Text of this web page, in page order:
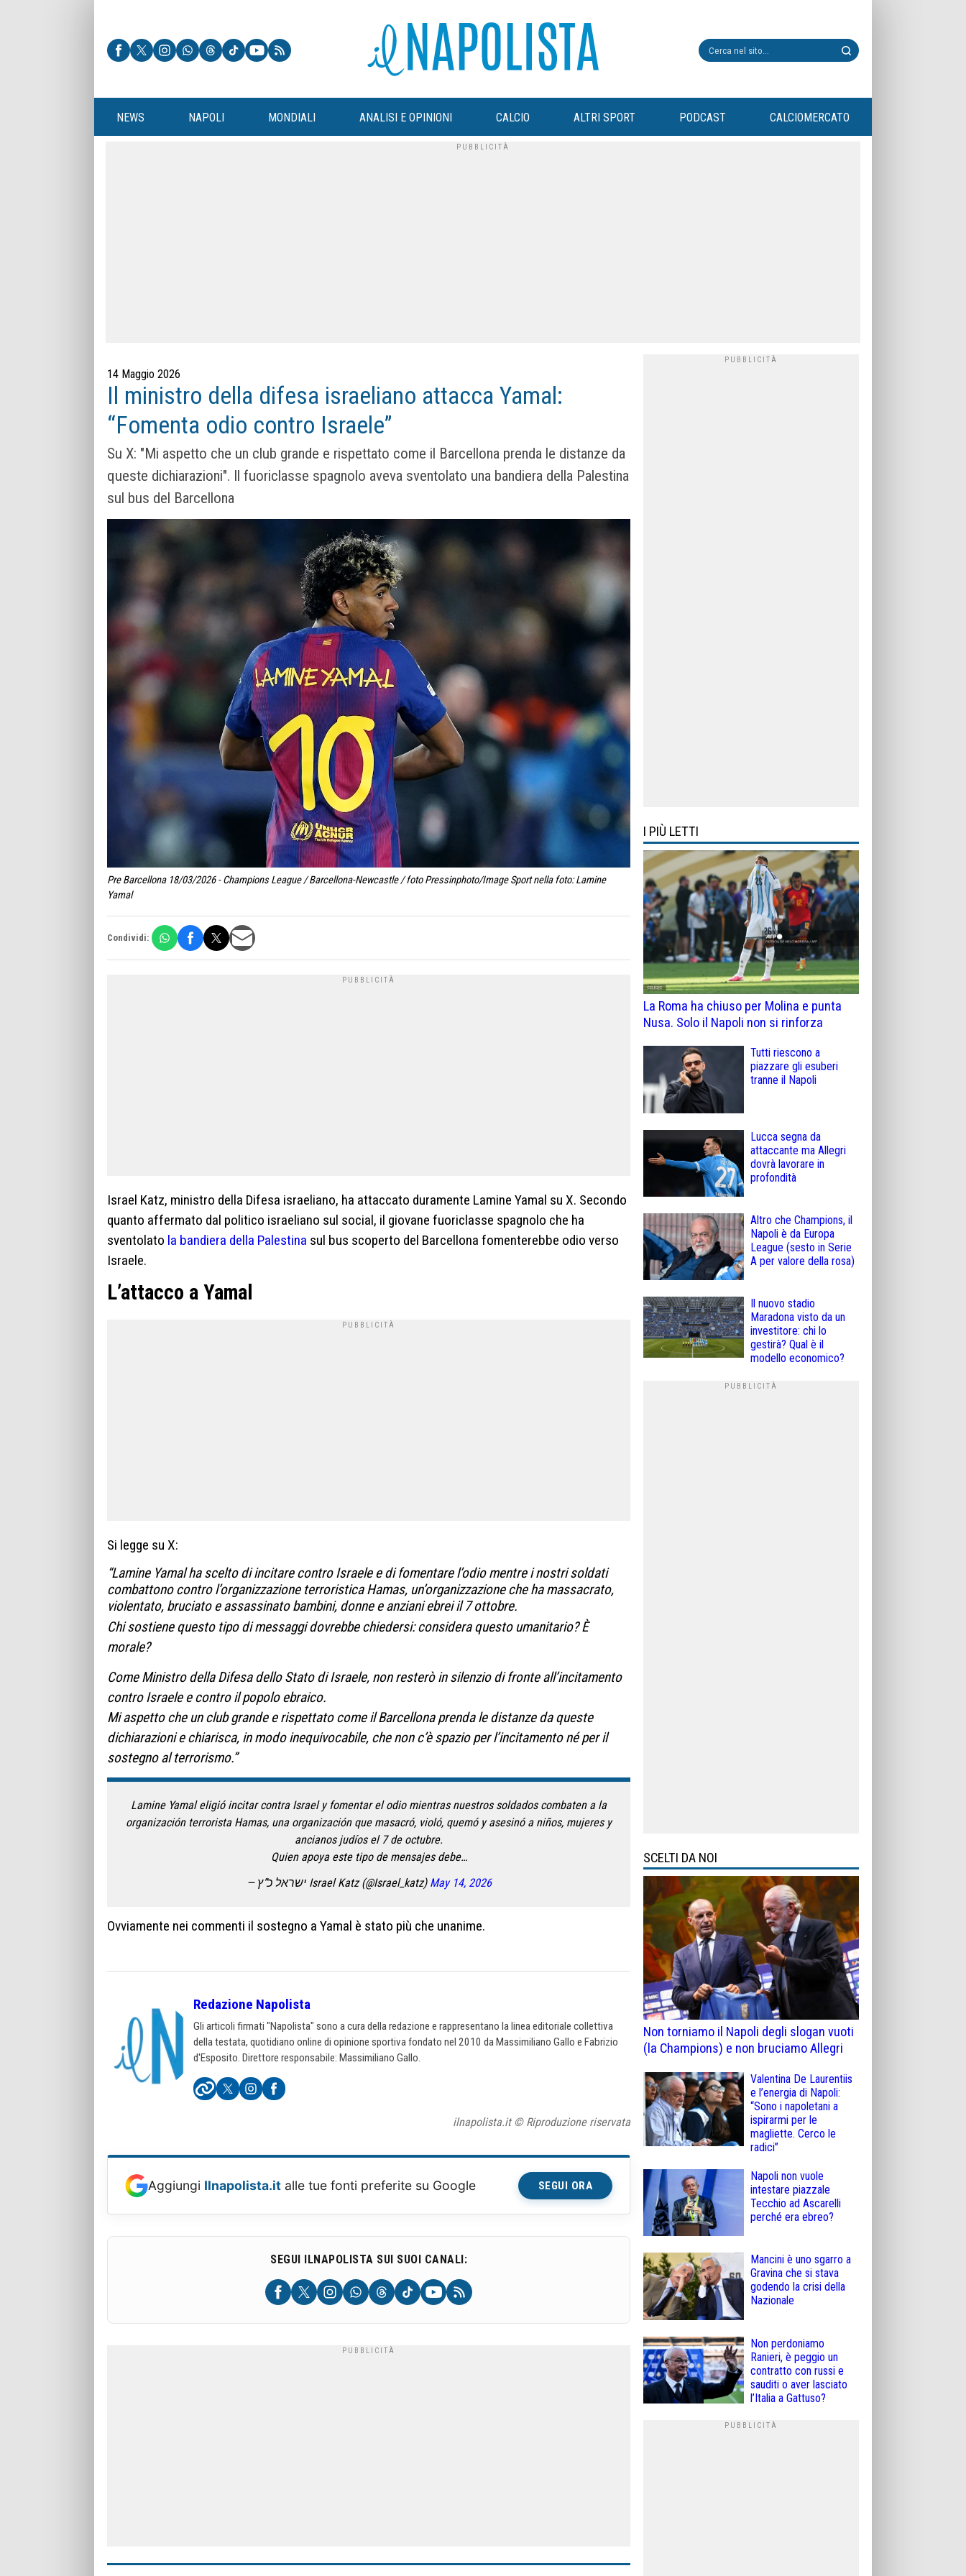
NEWS NAPOLI MONDIALI ANALISI E OPINIONI CALCIO ALTRI SPORT PODCAST CALCIOMERCATO
14 Maggio 2026
Il ministro della difesa israeliano attacca Yamal:
“Fomenta odio contro Israele”
Su X: "Mi aspetto che un club grande e rispettato come il Barcellona prenda le distanze da
queste dichiarazioni". Il fuoriclasse spagnolo aveva sventolato una bandiera della Palestina
sul bus del Barcellona
Pre Barcellona 18/03/2026 - Champions League / Barcellona-Newcastle / foto Pressinphoto/Image Sport nella foto: Lamine
Yamal
Condividi:
Israel Katz, ministro della Difesa israeliano, ha attaccato duramente Lamine Yamal su X. Secondo
quanto affermato dal politico israeliano sul social, il giovane fuoriclasse spagnolo che ha
sventolato la bandiera della Palestina sul bus scoperto del Barcellona fomenterebbe odio verso
Israele.
L’attacco a Yamal
Si legge su X:
“Lamine Yamal ha scelto di incitare contro Israele e di fomentare l’odio mentre i nostri soldati
combattono contro l’organizzazione terroristica Hamas, un’organizzazione che ha massacrato,
violentato, bruciato e assassinato bambini, donne e anziani ebrei il 7 ottobre.
Chi sostiene questo tipo di messaggi dovrebbe chiedersi: considera questo umanitario? È
morale?
Come Ministro della Difesa dello Stato di Israele, non resterò in silenzio di fronte all’incitamento
contro Israele e contro il popolo ebraico.
Mi aspetto che un club grande e rispettato come ilBarcellonaprenda le distanze da queste
dichiarazioni e chiarisca, in modo inequivocabile, che non c’è spazio per l’incitamento né per il
sostegno al terrorismo.”
Lamine Yamal eligió incitar contra Israel y fomentar el odio mientras nuestros soldados combaten a la
organización terrorista Hamas, una organización que masacró, violó, quemó y asesinó a niños, mujeres y
ancianos judíos el 7 de octubre.
Quien apoya este tipo de mensajes debe…
— ישראל כ”ץ Israel Katz (@Israel_katz) May 14, 2026
Ovviamente nei commenti il sostegno a Yamal è stato più che unanime.
Redazione Napolista
Gli articoli firmati "Napolista" sono a cura della redazione e rappresentano la linea editoriale collettiva
della testata, quotidiano online di opinione sportiva fondato nel 2010 da Massimiliano Gallo e Fabrizio
d'Esposito. Direttore responsabile: Massimiliano Gallo.
ilnapolista.it © Riproduzione riservata
Aggiungi Ilnapolista.it alle tue fonti preferite su Google SEGUI ORA
SEGUI ILNAPOLISTA SUI SUOI CANALI:
I PIÙ LETTI
La Roma ha chiuso per Molina e punta
Nusa. Solo il Napoli non si rinforza
Tutti riescono a
piazzare gli esuberi
tranne il Napoli
Lucca segna da
attaccante ma Allegri
dovrà lavorare in
profondità
Altro che Champions, il
Napoli è da Europa
League (sesto in Serie
A per valore della rosa)
Il nuovo stadio
Maradona visto da un
investitore: chi lo
gestirà? Qual è il
modello economico?
SCELTI DA NOI
Non torniamo il Napoli degli slogan vuoti
(la Champions) e non bruciamo Allegri
Valentina De Laurentiis
e l’energia di Napoli:
“Sono i napoletani a
ispirarmi per le
magliette. Cerco le
radici”
Napoli non vuole
intestare piazzale
Tecchio ad Ascarelli
perché era ebreo?
Mancini è uno sgarro a
Gravina che si stava
godendo la crisi della
Nazionale
Non perdoniamo
Ranieri, è peggio un
contratto con russi e
sauditi o aver lasciato
l’Italia a Gattuso?